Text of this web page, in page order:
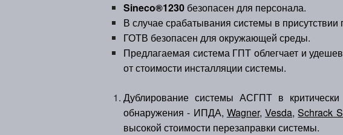
Sineco®1230 безопасен для персонала.
В случае срабатывания системы в
ГОТВ безопасен для окружающей среды.
Предлагаемая система ГПТ облегчает и
от стоимости инсталляции системы.
Дублирование системы АСГПТ в
обнаружения - ИПДА, Wagner,Vesda, Schrack
высокой стоимости перезаправки системы.